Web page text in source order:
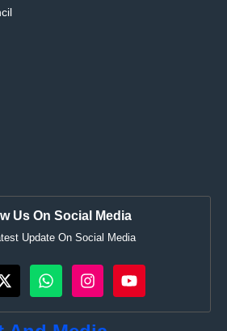
Us On Social Media
Update On Social Media